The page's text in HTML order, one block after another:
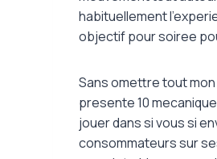
habituellement
objectif pour soiree
Sans omettre tout
presente 10
jouer dans si vous si
consommateurs sur